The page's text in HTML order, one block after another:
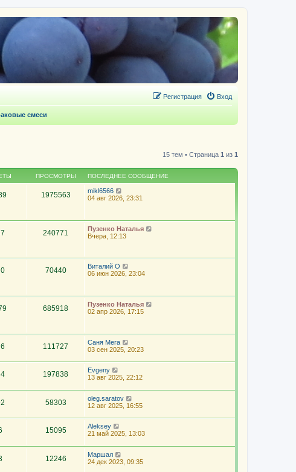
Вход
Регистрация
смеси
15 тем • Страница 1 из 1
ПРОСМОТРЫ ПОСЛЕДНЕЕ СООБЩЕНИЕ
1975563
mikl6566
04 авг 2026, 23:31
240771
Пузенко Наталья
Вчера, 12:13
70440
Виталий О
06 июн 2026, 23:04
685918
Пузенко Наталья
02 апр 2026, 17:15
111727
Саня Мега
03 сен 2025, 20:23
197838
Evgeny
13 авг 2025, 22:12
58303
oleg.saratov
12 авг 2025, 16:55
15095
Aleksey
21 май 2025, 13:03
12246
Маршал
24 дек 2023, 09:35